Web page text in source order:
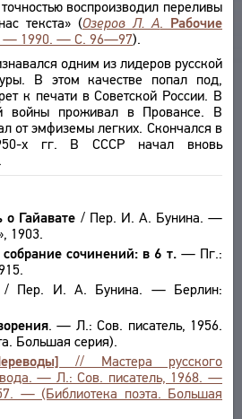
воспроизводил переливы
текста» (Озеров Л. А. Рабочие
— 1990. — С. 96—97).
одним из лидеров русской
В этом качестве попал под,
к печати в Советской России. В
войны проживал в Провансе. В
от эмфиземы легких. Скончался в
х гг. В СССР начал вновь
о Гайавате / Пер. И. А. Бунина. —
1903.
сочинений: в 6 т.— Пг.:
/ Пер. И. А. Бунина. — Берлин:
. — Л.: Сов. писатель, 1956.
Большая серия).
// Мастера русского
— Л.: Сов. писатель, 1968. —
— (Библиотека поэта. Большая